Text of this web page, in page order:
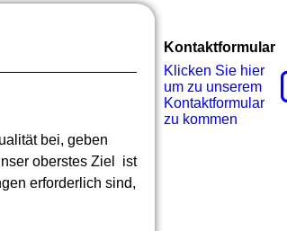
bei, geben
oberstes Ziel ist
erforderlich sind,
Kontaktformular
Klicken Sie hier
um zu unserem
Kon­takt­for­mu­lar
zu kommen